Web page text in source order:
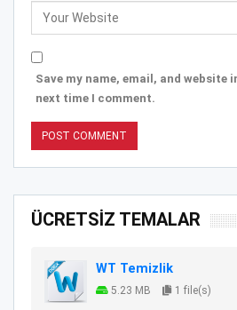
Save my name, email, and website
next time I comment.
ÜCRETSİZ TEMALAR
WT Temizlik
5.23 MB 1 file(s)